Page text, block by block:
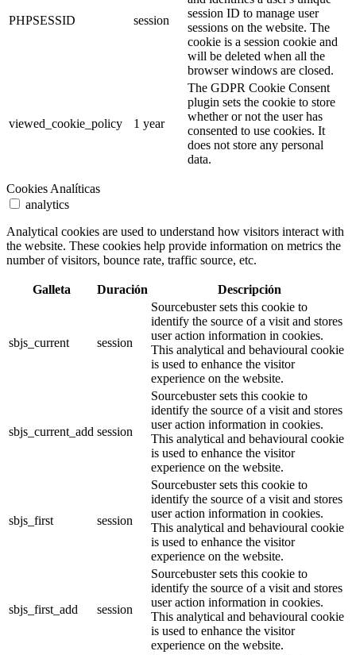
PHPSESSID session
session ID to manage user
sessions on the website. The
cookie is a session cookie and
will be deleted when all the
browser windows are closed.
viewed_cookie_policy 1 year
The GDPR Cookie Consent
plugin sets the cookie to store
whether or not the user has
consented to use cookies. It
does not store any personal
data.
Cookies Analíticas
analytics
Analytical cookies are used to understand how visitors interact with
the website. These cookies help provide information on metrics the
number of visitors, bounce rate, traffic source, etc.
Galleta Duración Descripción
sbjs_current session
Sourcebuster sets this cookie to
identify the source of a visit and stores
user action information in cookies.
This analytical and behavioural cookie
is used to enhance the visitor
experience on the website.
sbjs_current_add session
Sourcebuster sets this cookie to
identify the source of a visit and stores
user action information in cookies.
This analytical and behavioural cookie
is used to enhance the visitor
experience on the website.
sbjs_first session
Sourcebuster sets this cookie to
identify the source of a visit and stores
user action information in cookies.
This analytical and behavioural cookie
is used to enhance the visitor
experience on the website.
sbjs_first_add session
Sourcebuster sets this cookie to
identify the source of a visit and stores
user action information in cookies.
This analytical and behavioural cookie
is used to enhance the visitor
experience on the website.